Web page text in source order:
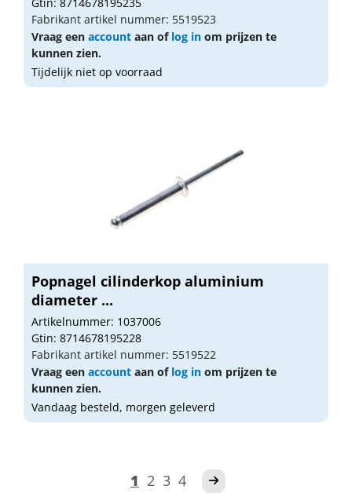
Fabrikant artikel nummer: 5519523
Vraag een account aan of log in om prijzen te
kunnen zien.
Tijdelijk niet op voorraad
Popnagel cilinderkop aluminium
diameter ...
Artikelnummer: 1037006
Gtin: 8714678195228
Fabrikant artikel nummer: 5519522
Vraag een account aan of log in om prijzen te
kunnen zien.
Vandaag besteld, morgen geleverd
1 2 3 4